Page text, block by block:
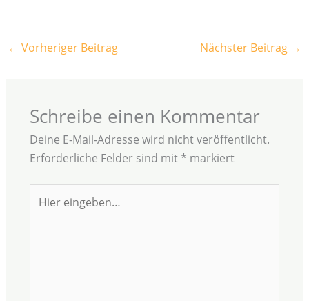
← Vorheriger Beitrag Nächster Beitrag →
Schreibe einen Kommentar
Deine E-Mail-Adresse wird nicht veröffentlicht.
Erforderliche Felder sind mit * markiert
eingeben…